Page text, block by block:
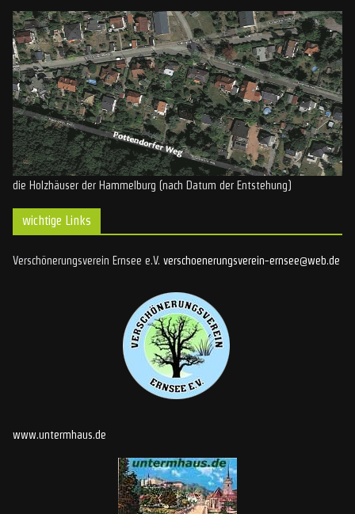
die Holzhäuser der Hammelburg (nach Datum der Entstehung)
wichtige Links
Verschönerungsverein Ernsee e.V. verschoenerungsverein-ernsee@web.de
www.untermhaus.de